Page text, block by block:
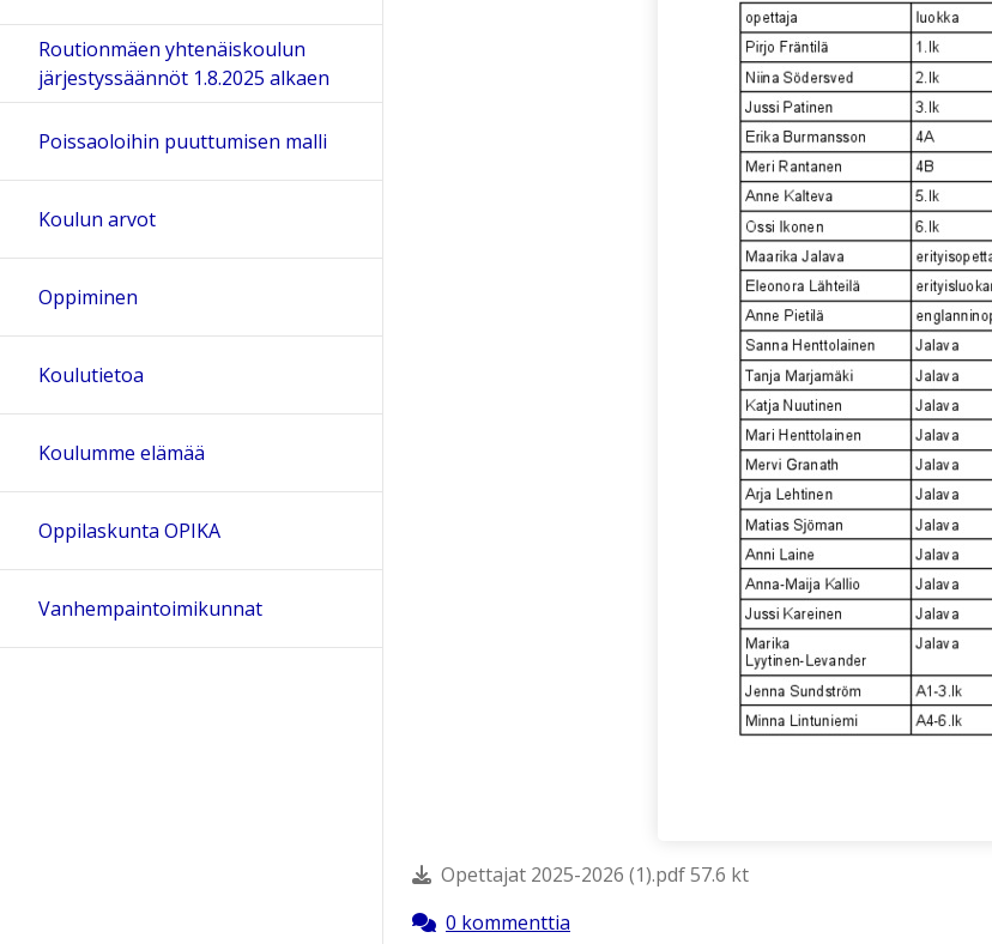
Opettajat 2025-2026 (1).pdf 57.6 kt
0 kommenttia
Routionmäen yhtenäiskoulun
järjestyssäännöt 1.8.2025 alkaen
Poissaoloihin puuttumisen malli
Koulun arvot
Oppiminen
Koulutietoa
Koulumme elämää
Oppilaskunta OPIKA
Vanhempaintoimikunnat